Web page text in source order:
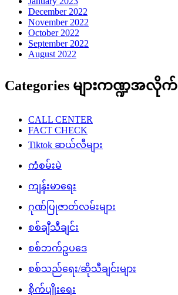
December 2022
November 2022
October 2022
September 2022
August 2022
Categories များကဏ္ဍအလိုက်
CALL CENTER
FACT CHECK
Tiktok ဆယ်လီများ
ကံစမ်းမဲ
ကျန်းမာရေး
ဂုဏ်ပြုဇာတ်လမ်းများ
စစ်ချီသီချင်း
စစ်ဘက်ဥပဒေ
စစ်သည်ရေး/ဆိုသီချင်းများ
စိုက်ပျိုးရေး